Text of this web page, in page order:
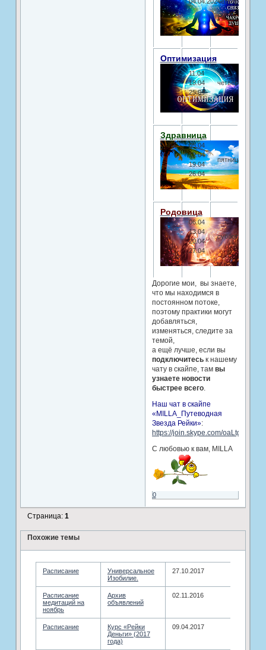
04.04.2024четверг
Оптимизация
11.04
18.04
25.04
четверг
Здравница
05.04
12.04
19.04
26.04
пятница
Родовица
06.04
13.04
20.04
27.04
суббота
Дорогие мои, вы знаете,
что мы находимся в
постоянном потоке,
поэтому практики могут
добавляться,
изменяться, следите за
темой,
а ещё лучше, если вы
подключитеськ нашему
чату в скайпе, там вы
узнаете новости
быстрее всего.
Наш чат в скайпе
«MILLA_Путеводная
Звезда Рейки»:
https://join.skype.com/oaLtgcrJce3v
С любовью к вам, MILLA
0
Страница: 1
Похожие темы
Расписание
Универсальное
Изобилие.
27.10.2017
Расписание
медитаций на
ноябрь
Архив
объявлений
02.11.2016
Расписание
Курс «Рейки
Деньги» (2017
года)
09.04.2017